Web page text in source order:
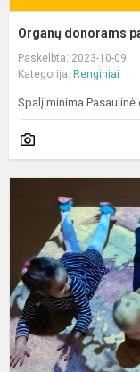
Organų donorams
Paskelbta: 2023-10-09
Kategorija: Renginiai
Spalį minima